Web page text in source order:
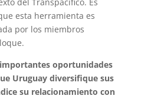
del Transpacífico. Es
esta herramienta es
por los miembros
importantes oportunidades
Uruguay diversifique sus
su relacionamiento con